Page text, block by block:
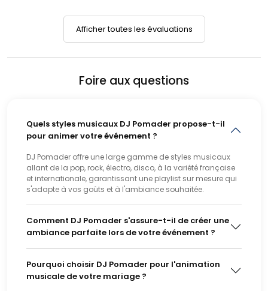
Afficher toutes les évaluations
Foire aux questions
Quels styles musicaux DJ Pomader propose-t-il
pour animer votre événement ?
DJ Pomader offre une large gamme de styles musicaux
allant de la pop, rock, électro, disco, à la variété française
et internationale, garantissant une playlist sur mesure qui
s'adapte à vos goûts et à l'ambiance souhaitée.
Comment DJ Pomader s'assure-t-il de créer une
ambiance parfaite lors de votre événement ?
Pourquoi choisir DJ Pomader pour l'animation
musicale de votre mariage ?